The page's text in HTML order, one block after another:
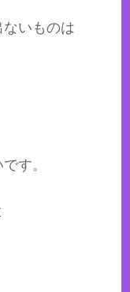
いものは
す。